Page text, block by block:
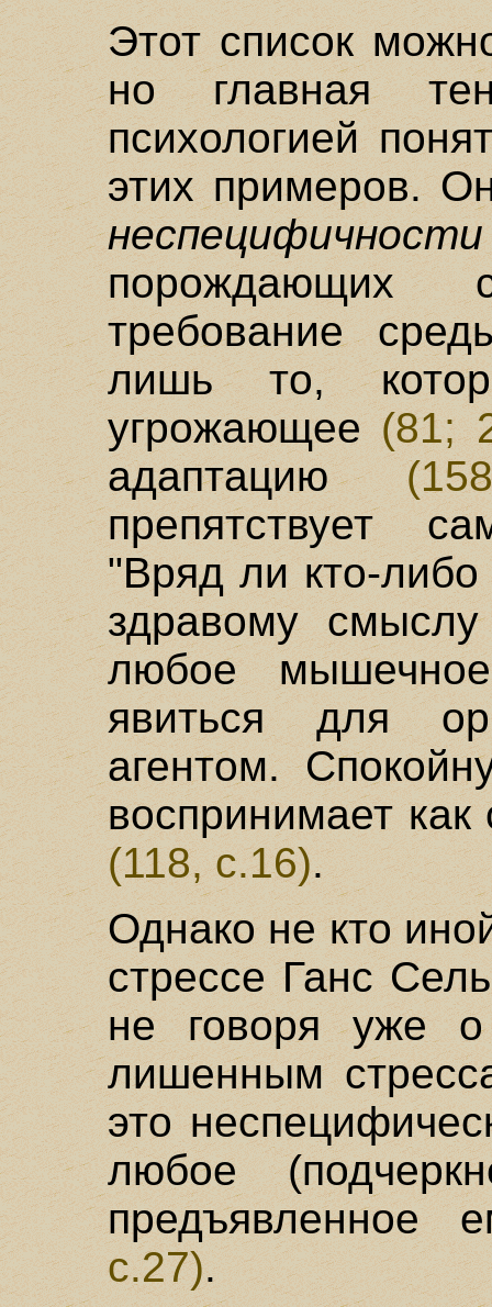
Этот список
но главная
психологией
этих примеров.
неспецифичности
порождающих
требование
лишь то,
угрожающее(81;
адаптацию
препятствует
"Вряд ли кто-
здравому
любое
явиться для
агентом.
воспринимает
(118, с.16).
Однако не кто
стрессе Ганс
не говоря уже о
лишенным
это
любое
предъявленное
с.27).